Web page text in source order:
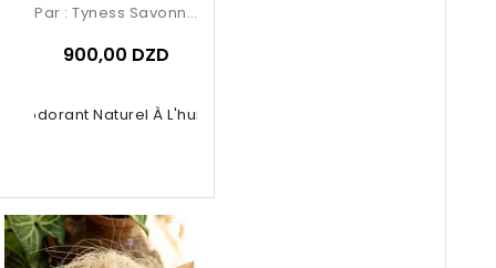
Déodorant Naturel À L'huile...
Par : Tyness Savonnerie
900,00 DZD